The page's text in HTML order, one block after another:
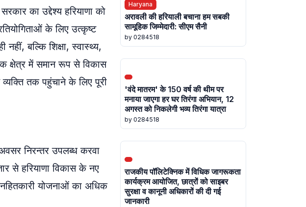
का उद्देश्य हरियाणा को
के लिए उत्कृष्ट
बल्कि शिक्षा, स्वास्थ्य,
क्षेत्र में समान रूप से विकास
तक पहुंचाने के लिए पूरी
निरन्तर उपलब्ध करवा
से हरियाणा विकास के नए
योजनाओं का अधिक
Haryana
अरावली की हरियाली बचाना हम सबकी
सामूहिक जिम्मेदारी: सीएम सैनी
by 0284518
'वंदे मातरम' के 150 वर्ष की थीम पर
मनाया जाएगा हर घर तिरंगा अभियान, 12
अगस्त को निकलेगी भव्य तिरंगा यात्रा
by 0284518
राजकीय पॉलिटेक्निक में विधिक जागरूकता
कार्यक्रम आयोजित, छात्रों को साइबर
सुरक्षा व कानूनी अधिकारों की दी गई
जानकारी